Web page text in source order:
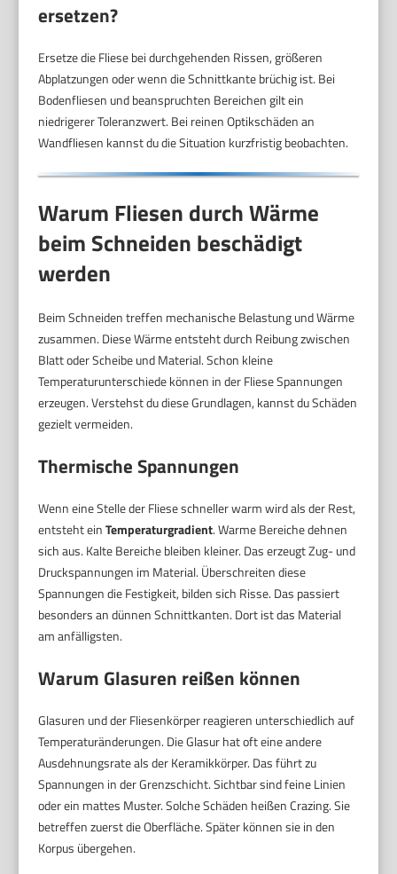
ersetzen?
Ersetze die Fliese bei durchgehenden Rissen, größeren
Abplatzungen oder wenn die Schnittkante brüchig ist. Bei
Bodenfliesen und beanspruchten Bereichen gilt ein
niedrigerer Toleranzwert. Bei reinen Optikschäden an
Wandfliesen kannst du die Situation kurzfristig beobachten.
Warum Fliesen durch Wärme
beim Schneiden beschädigt
werden
Beim Schneiden treffen mechanische Belastung und Wärme
zusammen. Diese Wärme entsteht durch Reibung zwischen
Blatt oder Scheibe und Material. Schon kleine
Temperaturunterschiede können in der Fliese Spannungen
erzeugen. Verstehst du diese Grundlagen, kannst du Schäden
gezielt vermeiden.
Thermische Spannungen
Wenn eine Stelle der Fliese schneller warm wird als der Rest,
entsteht einTemperaturgradient. Warme Bereiche dehnen
sich aus. Kalte Bereiche bleiben kleiner. Das erzeugt Zug- und
Druckspannungen im Material. Überschreiten diese
Spannungen die Festigkeit, bilden sich Risse. Das passiert
besonders an dünnen Schnittkanten. Dort ist das Material
am anfälligsten.
Warum Glasuren reißen können
Glasuren und der Fliesenkörper reagieren unterschiedlich auf
Temperaturänderungen. Die Glasur hat oft eine andere
Ausdehnungsrate als der Keramikkörper. Das führt zu
Spannungen in der Grenzschicht. Sichtbar sind feine Linien
oder ein mattes Muster. Solche Schäden heißen Crazing. Sie
betreffen zuerst die Oberfläche. Später können sie in den
Korpus übergehen.